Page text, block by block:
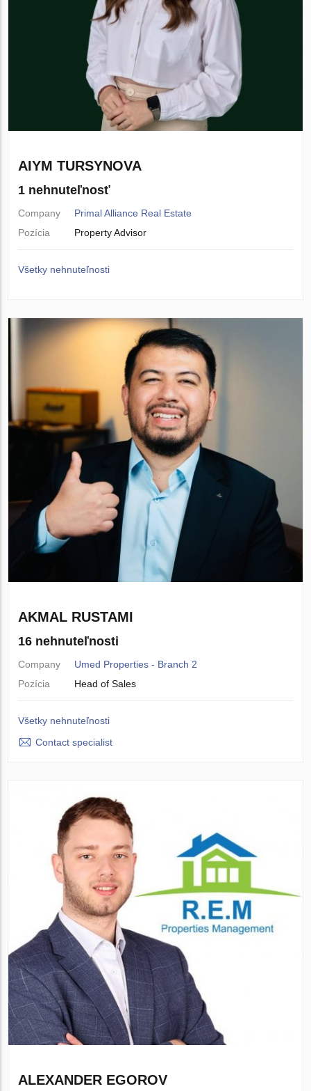
AIYM TURSYNOVA
1 nehnuteľnosť
Company
Primal Alliance Real Estate
Pozícia
Property Advisor
Všetky nehnuteľnosti
AKMAL RUSTAMI
16 nehnuteľnosti
Company
Umed Properties - Branch 2
Pozícia
Head of Sales
Všetky nehnuteľnosti
Contact specialist
ALEXANDER EGOROV